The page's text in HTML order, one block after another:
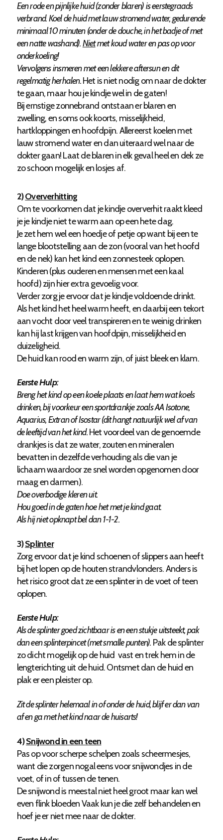
Een rode en pijnlijke huid (zonder blaren) is eerstegraads
verbrand. Koel de huid met lauw stromend water, gedurende
minimaal 10 minuten (onder de douche, in het badje of met
een natte washand).Nietmet koud water en pas op voor
onderkoeling!
Vervolgens insmeren met een lekkere aftersun en dit
regelmatig herhalen.Het is niet nodig om naar de dokter
te gaan, maar hou je kindje wel in de gaten!
Bij ernstige zonnebrand ontstaan er blaren en
zwelling, en soms ook koorts, misselijkheid,
hartkloppingen en hoofdpijn. Allereerst koelen met
lauw stromend water en dan uiteraard wel naar de
dokter gaan! Laat de blaren in elk geval heel en dek ze
zo schoon mogelijk en losjes af.
2)Oververhitting
Om te voorkomen dat je kindje oververhit raakt kleed
je je kindje niet te warm aan op een hete dag.
Je zet hem wel een hoedje of petje op want bij een te
lange blootstelling aan de zon (vooral van het hoofd
en de nek) kan het kind een zonnesteek oplopen.
Kinderen (plus ouderen en mensen met een kaal
hoofd) zijn hier extra gevoelig voor.
Verder zorg je ervoor dat je kindje voldoende drinkt.
Als het kind het heel warm heeft, en daarbij een tekort
aan vocht door veel transpireren en te weinig drinken
kan hij last krijgen van hoofdpijn, misselijkheid en
duizeligheid.
De huid kan rood en warm zijn, of juist bleek en klam.
Eerste Hulp:
Breng het kind op een koele plaats en laat hem wat koels
drinken, bij voorkeur een sportdrankje zoals AA Isotone,
Aquarius, Extran of Isostar (dit hangt natuurlijk wel af van
de leeftijd van het kind.Het voordeel van de genoemde
drankjes is dat ze water, zouten en mineralen
bevatten in dezelfde verhouding als die van je
lichaam waardoor ze snel worden opgenomen door
maag en darmen).
Doe overbodige kleren uit.
Hou goed in de gaten hoe het met je kind gaat.
Als hij niet opknapt bel dan 1-1-2.
3)Splinter
Zorg ervoor dat je kind schoenen of slippers aan heeft
bij het lopen op de houten strandvlonders. Anders is
het risico groot dat ze een splinter in de voet of teen
oplopen.
Eerste Hulp:
Als de splinter goed zichtbaar is en een stukje uitsteekt, pak
dan een splinterpincet (met smalle punten). Pak de splinter
zo dicht mogelijk op de huid vast en trek hem in de
lengterichting uit de huid. Ontsmet dan de huid en
plak er een pleister op.
Zit de splinter helemaal in of onder de huid, blijf er dan van
af en ga met het kind naar de huisarts!
4)Snijwond in een teen
Pas op voor scherpe schelpen zoals scheermesjes,
want die zorgen nogal eens voor snijwondjes in de
voet, of in of tussen de tenen.
De snijwond is meestal niet heel groot maar kan wel
even flink bloeden Vaak kun je die zelf behandelen en
hoef je er niet mee naar de dokter.